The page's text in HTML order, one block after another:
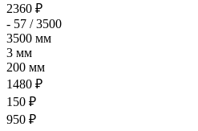
2360 ₽
- 57 / 3500
3500 мм
3 мм
200 мм
1480 ₽
150 ₽
950 ₽